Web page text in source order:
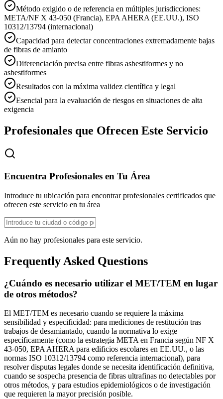
Método exigido o de referencia en múltiples jurisdicciones:
META/NF X 43-050 (Francia), EPA AHERA (EE.UU.), ISO
10312/13794 (internacional)
Capacidad para detectar concentraciones extremadamente bajas
de fibras de amianto
Diferenciación precisa entre fibras asbestiformes y no
asbestiformes
Resultados con la máxima validez científica y legal
Esencial para la evaluación de riesgos en situaciones de alta
exigencia
Profesionales que Ofrecen Este Servicio
Encuentra Profesionales en Tu Área
Introduce tu ubicación para encontrar profesionales certificados que
ofrecen este servicio en tu área
Aún no hay profesionales para este servicio.
Frequently Asked Questions
¿Cuándo es necesario utilizar el MET/TEM en lugar
de otros métodos?
El MET/TEM es necesario cuando se requiere la máxima
sensibilidad y especificidad: para mediciones de restitución tras
trabajos de desamiantado, cuando la normativa lo exige
específicamente (como la estrategia META en Francia según NF X
43-050, EPA AHERA para edificios escolares en EE.UU., o las
normas ISO 10312/13794 como referencia internacional), para
resolver disputas legales donde se necesita identificación definitiva,
cuando se sospecha presencia de fibras ultrafinas no detectables por
otros métodos, y para estudios epidemiológicos o de investigación
que requieren la mayor precisión posible.